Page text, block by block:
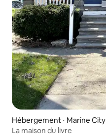
Hébergement ⋅ Marine City
La maison du livre